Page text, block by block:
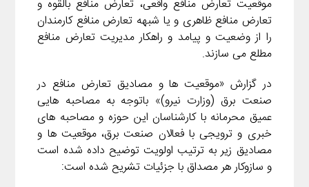
موقعیت تعارض منافع واقعی، تعارض منافع بالقوه و
تعارض منافع ظاهری و یا شبهه تعارض منافع کارمندان
را از وضعیت و پیامد و راهکار مدیریت تعارض منافع
مطلع می سازند.
در گزارش «موقعیت ها و مصادیق تعارض منافع در
صنعت برق (وزارت نیرو)» باتوجه به مصاحبه هایی
عمیق محرمانه با کارشناسان این حوزه و مصاحبه های
خبری و ترویجی با فعالان صنعت برق، موقعیت ها و
مصادیق زیر به ترتیب اولویت توضیح داده شده است
و سازوکار هر مصداق با جزئیات تشریح شده است: